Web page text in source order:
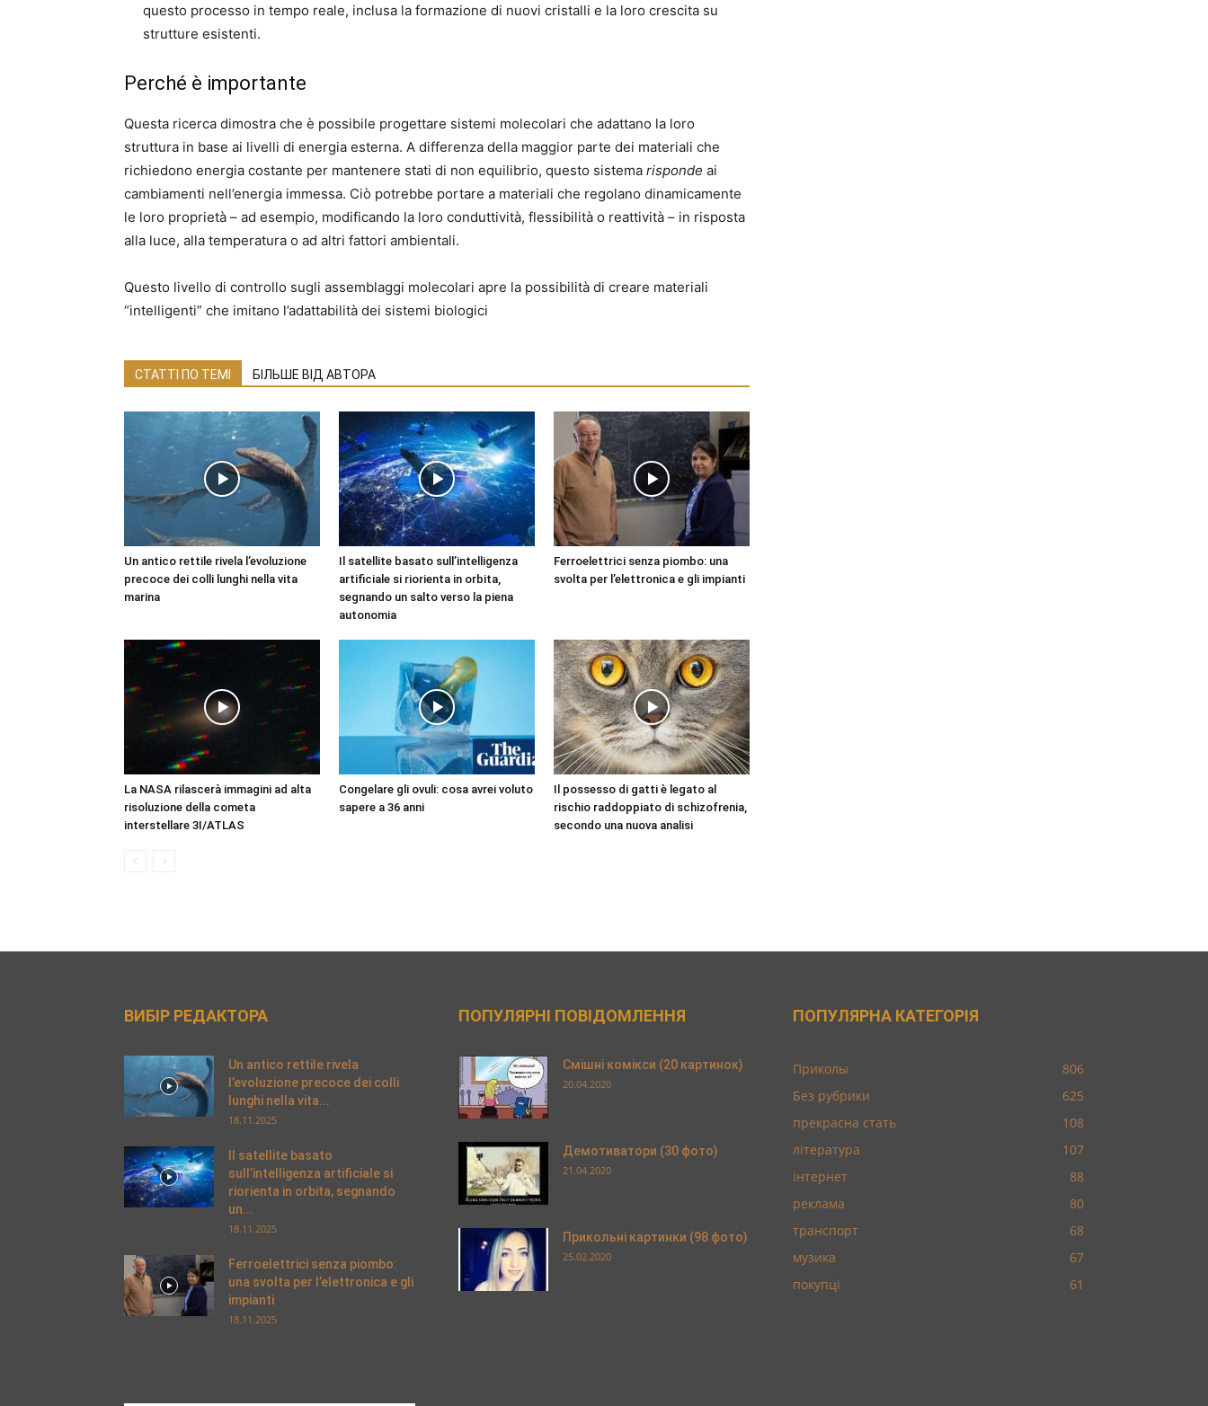
questo processo in tempo reale, inclusa la formazione di nuovi cristalli e la loro crescita su
strutture esistenti.
Perché è importante
Questa ricerca dimostra che è possibile progettare sistemi molecolari che adattano la loro
struttura in base ai livelli di energia esterna. A differenza della maggior parte dei materiali che
richiedono energia costante per mantenere stati di non equilibrio, questo sistema risponde ai
cambiamenti nell’energia immessa. Ciò potrebbe portare a materiali che regolano dinamicamente
le loro proprietà – ad esempio, modificando la loro conduttività, flessibilità o reattività – in risposta
alla luce, alla temperatura o ad altri fattori ambientali.
Questo livello di controllo sugli assemblaggi molecolari apre la possibilità di creare materiali
“intelligenti” che imitano l’adattabilità dei sistemi biologici
СТАТТІ ПО ТЕМІ БІЛЬШЕ ВІД АВТОРА
Un antico rettile rivela l’evoluzione
precoce dei colli lunghi nella vita
marina
Il satellite basato sull’intelligenza
artificiale si riorienta in orbita,
segnando un salto verso la piena
autonomia
Ferroelettrici senza piombo: una
svolta per l’elettronica e gli impianti
La NASA rilascerà immagini ad alta
risoluzione della cometa
interstellare 3I/ATLAS
Congelare gli ovuli: cosa avrei voluto
sapere a 36 anni
Il possesso di gatti è legato al
rischio raddoppiato di schizofrenia,
secondo una nuova analisi
ВИБІР РЕДАКТОРА
Un antico rettile rivela
l’evoluzione precoce dei colli
lunghi nella vita...
18.11.2025
Il satellite basato
sull’intelligenza artificiale si
riorienta in orbita, segnando
un...
18.11.2025
Ferroelettrici senza piombo:
una svolta per l’elettronica e gli
impianti
18.11.2025
ПОПУЛЯРНІ ПОВІДОМЛЕННЯ
Смішні комікси (20 картинок)
20.04.2020
Демотиватори (30 фото)
21.04.2020
Прикольні картинки (98 фото)
25.02.2020
ПОПУЛЯРНА КАТЕГОРІЯ
Приколы
806
Без рубрики
625
прекрасна стать
108
література
107
інтернет
88
реклама
80
транспорт
68
музика
67
покупці
61